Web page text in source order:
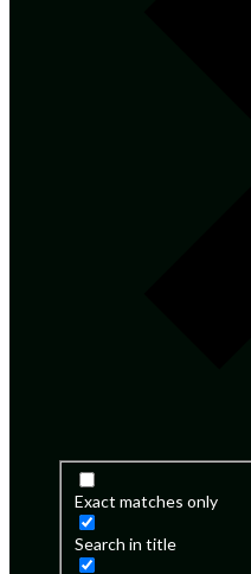
Exact matches only
Search in title